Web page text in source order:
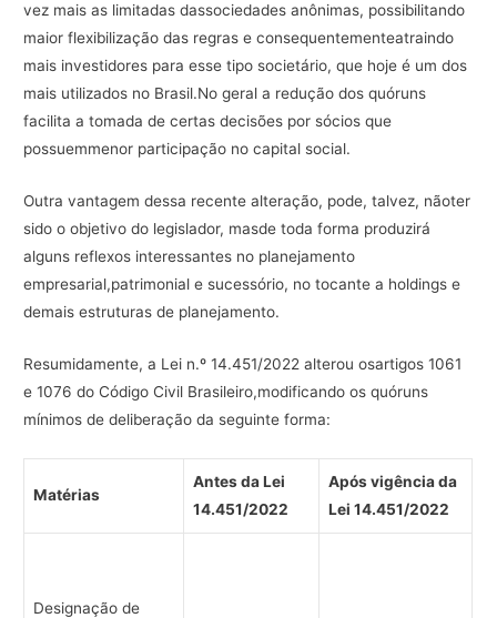
vez mais as limitadas dassociedades anônimas, possibilitando
maior flexibilização das regras e consequentementeatraindo
mais investidores para esse tipo societário, que hoje é um dos
mais utilizados no Brasil.No geral a redução dos quóruns
facilita a tomada de certas decisões por sócios que
possuemmenor participação no capital social.
Outra vantagem dessa recente alteração, pode, talvez, nãoter
sido o objetivo do legislador, masde toda forma produzirá
alguns reflexos interessantes no planejamento
empresarial,patrimonial e sucessório, no tocante a holdings e
demais estruturas de planejamento.
Resumidamente, a Lei n.º 14.451/2022 alterou osartigos 1061
e 1076 do Código Civil Brasileiro,modificando os quóruns
mínimos de deliberação da seguinte forma:
Matérias
Antes da Lei
14.451/2022
Após vigência da
Lei 14.451/2022
Designação de